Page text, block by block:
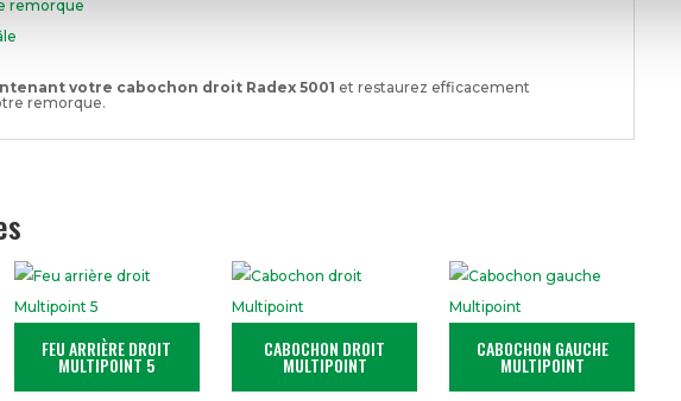
remorque
votre cabochon droit Radex 5001 et restaurez efficacement
remorque.
FEU ARRIÈRE DROIT
MULTIPOINT 5
CABOCHON DROIT
MULTIPOINT
CABOCHON GAUCHE
MULTIPOINT